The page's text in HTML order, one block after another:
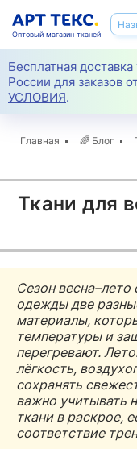
Бесплатная
России для заказов
УСЛОВИЯ.
Оптовый магазин тканей
Главная 🌈 Блог
Ткани для
Сезон
одежды две
материалы,
температуры и
перегревают.
лёгкость,
сохранять
важно учитывать
ткани в раскрое,
соответствие